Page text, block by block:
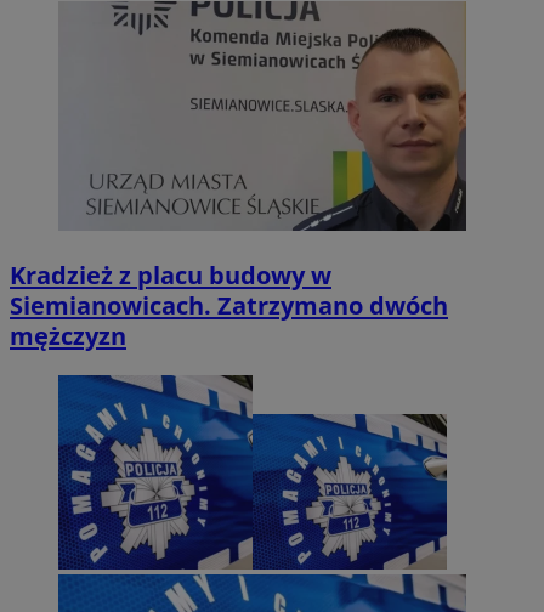
Kradzież z placu budowy w
Siemianowicach. Zatrzymano dwóch
mężczyzn